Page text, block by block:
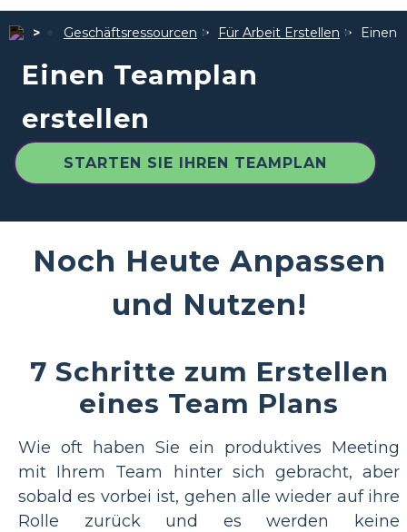
Geschäftsressourcen Für Arbeit Erstellen Einen
Einen Teamplan
erstellen
STARTEN SIE IHREN TEAMPLAN
Noch Heute Anpassen
und Nutzen!
7 Schritte zum Erstellen
eines Team Plans
Wie oft haben Sie ein produktives Meeting
mit Ihrem Team hinter sich gebracht, aber
sobald es vorbei ist, gehen alle wieder auf ihre
Rolle zurück und es werden keine